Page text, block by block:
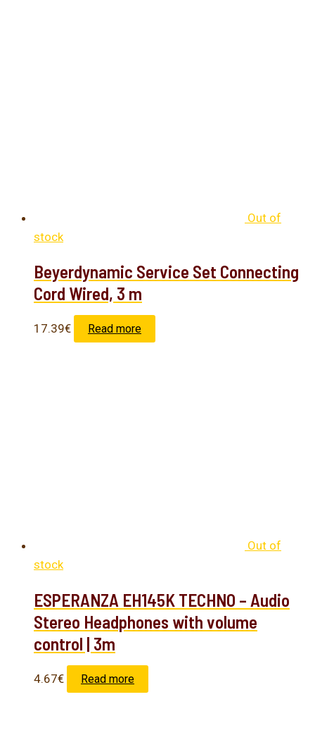
Out of
stock
Beyerdynamic Service Set Connecting
Cord Wired, 3 m
17.39€ Read more
Out of
stock
ESPERANZA EH145K TECHNO – Audio
Stereo Headphones with volume
control | 3m
4.67€ Read more